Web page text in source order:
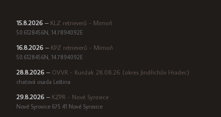
15.8.2026 – KLZ retrieverů - Mimoň
50.6128456N, 14.7894092E
16.8.2026 – KPZ retrieverů - Mimoň
50.6128456N, 14.7894092E
28.8.2026 – OVVR - Kunžak 28.08.26 (okres Jindřichův Hradec)
chatová osada Leština
29.8.2026 – KZPR - Nové Syrovice
Nové Syrovice 675 41 Nové Syrovice